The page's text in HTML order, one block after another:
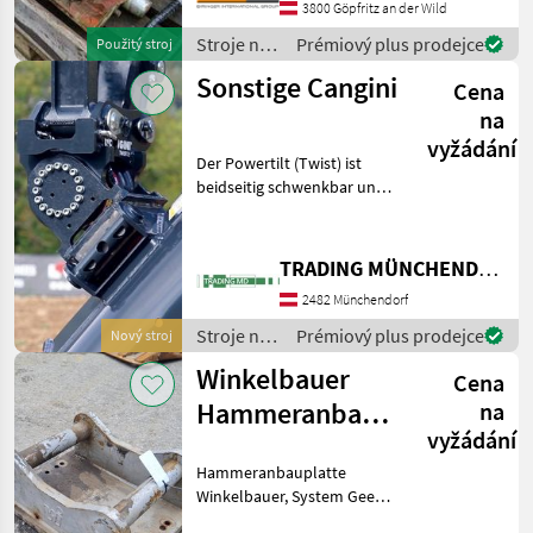
Použitý stroj
alle Anbauwerkzeuge mit
MS21 oder MS25 Aufnah
3800 Göpfritz an der Wild
Stroje na
stavbu /
Sonstige
Prémiový plus prodejce
Nový stroj
Sonstige Cangini
Cena
na
vyžádání
Der Powertilt (Twist) ist
beidseitig schwenkbar und
Baumaschinen und Bagger
für Erdbewegungs-, Be- und
TRADING MÜNCHENDORF Handels GmbH
2482 Münchendorf
Stroje na
stavbu /
Sonstige
Prémiový plus prodejce
Winkelbauer
Hammeranbauplatte
SW035
Cena
na
vyžádání
Hammeranbauplatte
Winkelbauer, System Geel